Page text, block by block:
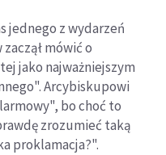
jednego z wydarzeń
mówić o
jako najważniejszym
Arcybiskupowi
bo choć to
zrozumieć taką
proklamacja?".